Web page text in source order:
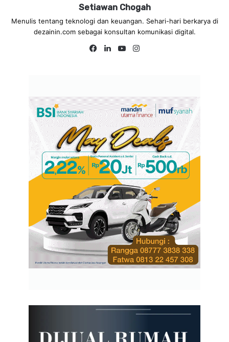
Setiawan Chogah
Menulis tentang teknologi dan keuangan. Sehari-hari berkarya di
dezainin.com sebagai konsultan komunikasi digital.
Fa
Lin
Yo